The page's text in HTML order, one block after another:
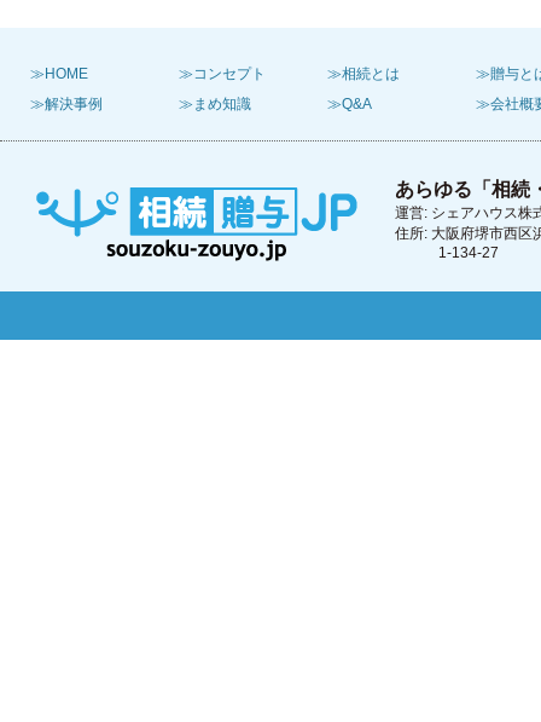
≫HOME ≫コンセプト ≫相続とは
≫贈与と
≫解決事例
≫まめ知識 ≫Q&A ≫会社概
あらゆる「相続
運営: シェアハウス株
住所: 大阪府堺市西区
1-134-27